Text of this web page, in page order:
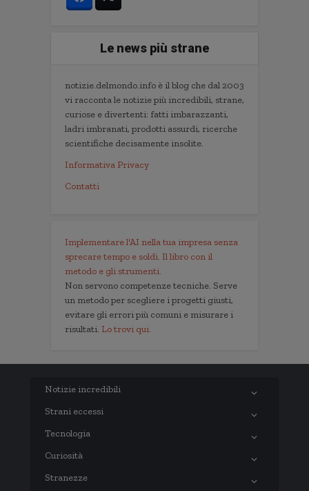
Le news più strane
notizie.delmondo.info è il blog che dal 2003
vi racconta le notizie più incredibili, strane,
curiose e divertenti: fatti imbarazzanti,
ladri imbranati, prodotti assurdi, ricerche
scientifiche decisamente insolite.
Informativa Privacy
Contatti
Implementare l'AI nella tua impresa senza
sprecare tempo e soldi. Il libro con il
metodo e gli strumenti.
Non servono competenze tecniche. Serve
un metodo per scegliere i progetti giusti,
evitare gli errori più comuni e misurare i
risultati. Lo trovi qui.
Notizie incredibili
Strani eccessi
Tecnologia
Curiosità
Stranezze